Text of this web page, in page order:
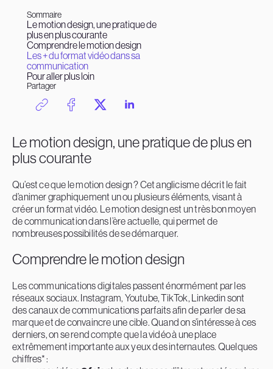
Sommaire
Le motion design, une pratique de
plus en plus courante
Comprendre le motion design
Les + du format vidéo dans sa
communication
Pour aller plus loin
Partager
Le motion design, une pratique de plus en
plus courante
Qu’est ce que le motion design ? Cet anglicisme décrit le fait
d’animer graphiquement un ou plusieurs éléments, visant à
créer un format vidéo. Le motion design est un très bon moyen
de communication dans l’ère actuelle, qui permet de
nombreuses possibilités de se démarquer.
Comprendre le motion design
Les communications digitales passent énormément par les
réseaux sociaux. Instagram, Youtube, TikTok, Linkedin sont
des canaux de communications parfaits afin de parler de sa
marque et de convaincre une cible. Quand on s’intéresse à ces
derniers, on se rend compte que la vidéo à une place
extrêmement importante aux yeux des internautes. Quelques
chiffres* :